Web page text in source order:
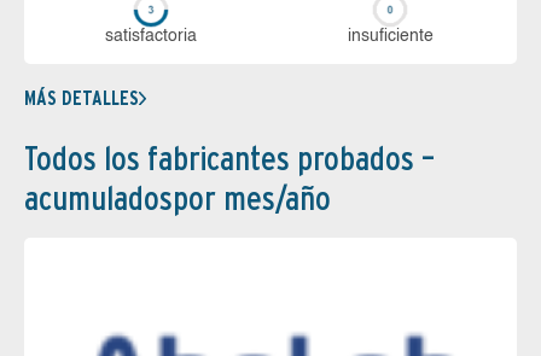
sa­tis­fac­to­ria in­su­fi­cien­te
MÁS DETALLES
Todos los fabricantes probados –
acumuladospor mes/año